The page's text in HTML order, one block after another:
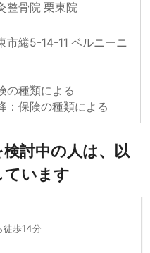
整骨院 栗東院
市綣5-14-11 ベルニーニ
の種類による
：保険の種類による
討中の人は、以
ています
徒歩14分